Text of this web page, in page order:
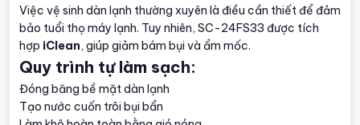
Việc vệ sinh dàn lạnh thường xuyên là điều cần thiết để đảm
bảo tuổi thọ máy lạnh. Tuy nhiên, SC-24FS33 được tích
hợp iClean, giúp giảm bám bụi và ẩm mốc.
Quy trình tự làm sạch:
Đóng băng bề mặt dàn lạnh
Tạo nước cuốn trôi bụi bẩn